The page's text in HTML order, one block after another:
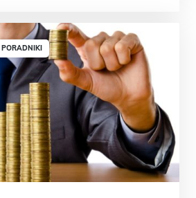
PORADNIKI